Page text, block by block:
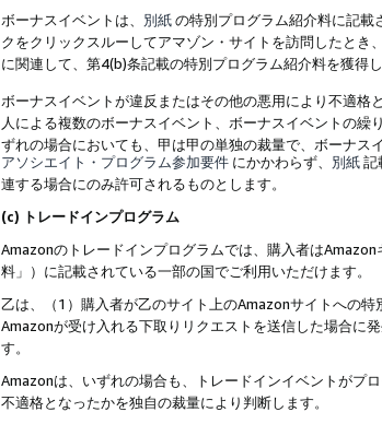
ボーナスイベントは、 別紙の特別プログラム紹介料に記載
クをクリックスルーしてアマゾン・サイトを訪問したとき
に関連して、第4(b)条記載の特別プログラム紹介料を獲得し
ボーナスイベントが違反またはその他の悪用により不適
人による複数のボーナスイベント、ボーナスイベントの
ずれの場合においても、甲は甲の単独の裁量で、ボーナス
アソシエイト・プログラム参加要件 にかかわらず、 別紙記
連する場合にのみ許可されるものとします。
(c) トレードインプログラム
Amazonのトレードインプログラムでは、購入者は
料」）に記載されている一部の国でご利用いただけます。
乙は、（1）購入者が乙のサイト上のAmazonサイトへの
Amazonが受け入れる下取りリクエストを送信した場合に
す。
Amazonは、いずれの場合も、トレードインイベントがプ
不適格となったかを独自の裁量により判断します。